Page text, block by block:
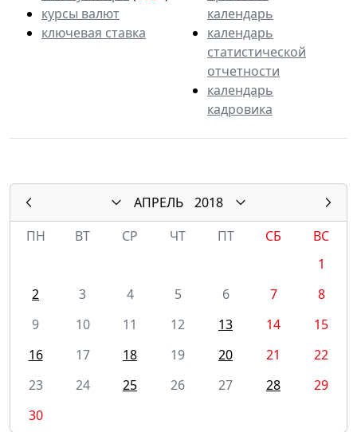
курсы валют
ключевая ставка
календарь
календарь
статистической
отчетности
календарь
кадровика
АПРЕЛЬ
2018
ПН
ВТ СР ЧТ ПТ СБ
ВС
1
2
3 4 5 6 7
8
9
10 11 12 13 14
15
16
17 18 19 20 21
22
23
24 25 26 27 28
29
30